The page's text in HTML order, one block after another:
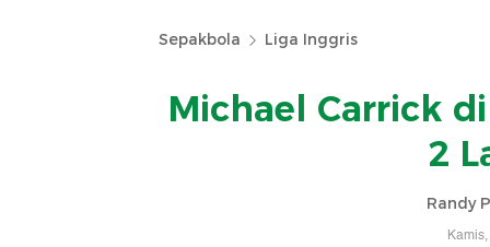
Sepakbola Liga Inggris
Michael Carrick
2
Randy